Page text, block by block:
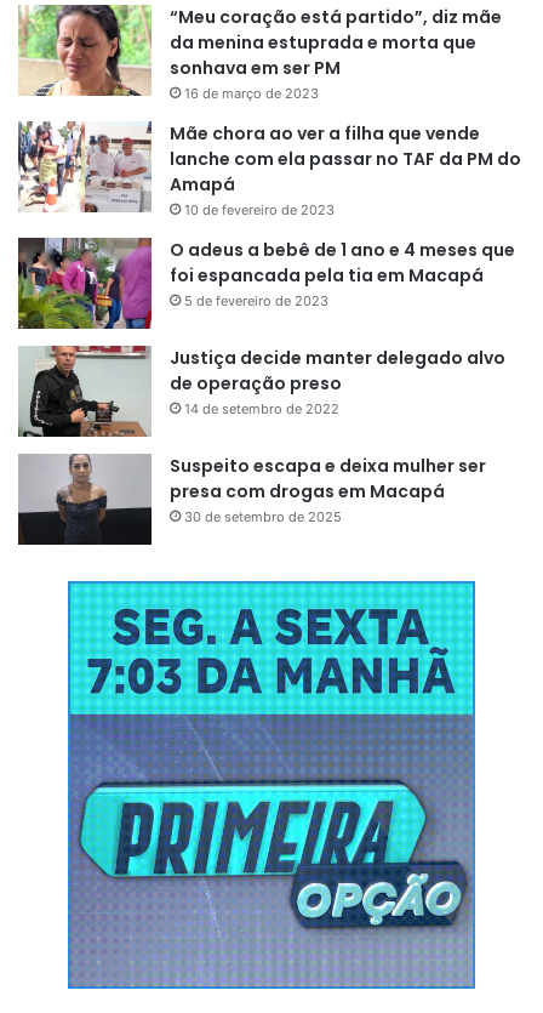
Nesse caso, os noventa pontos somados classificariam o
veículo na primeira faixa, que permite o maior desconto,
de R$ 8 mil (conforme tabela 2). O veículo, que
inicialmente seria no valor de R$ 120 mil, passaria a custar
R$ 112 mil.
“Meu coração está partido”, diz mãe
da menina estuprada e morta que
sonhava em ser PM
16 de março de 2023
Mãe chora ao ver a filha que vende
lanche com ela passar no TAF da PM do
Amapá
10 de fevereiro de 2023
O adeus a bebê de 1 ano e 4 meses que
foi espancada pela tia em Macapá
5 de fevereiro de 2023
Justiça decide manter delegado alvo
de operação preso
14 de setembro de 2022
Suspeito escapa e deixa mulher ser
presa com drogas em Macapá
30 de setembro de 2025